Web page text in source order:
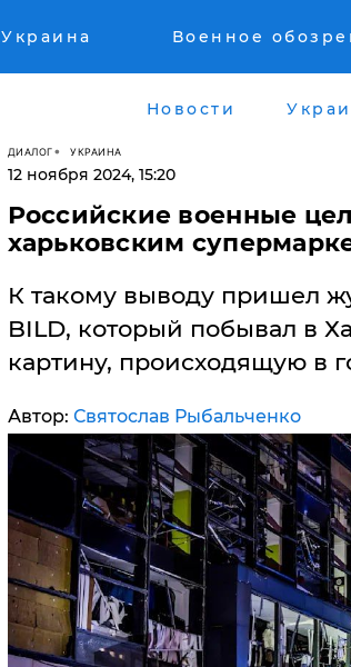
Украина Военное
Новости
ДИАЛОГ УКРАИНА
12 ноября 2024, 15:20
Российские военные
харьковским
К такому выводу пришел
BILD, который побывал в
картину, происходящую в
Автор: Святослав Рыбальченко